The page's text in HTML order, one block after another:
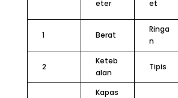
eter
et
1 Berat
Ringa
n
2
Keteb
alan
Tipis
Kapas